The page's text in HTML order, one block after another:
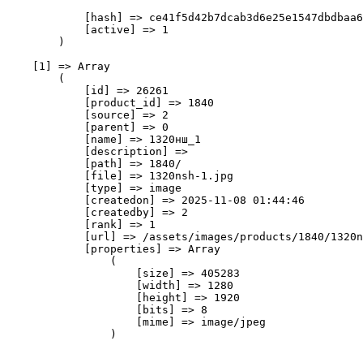
[hash] =>
            [active] => 1
        )
    [1] => Array
        (
            [id] => 26261
            [product_id] => 1840
            [source] => 2
            [parent] => 0
            [name] => 1320нш_1
            [description] =>
            [path] => 1840/
            [file] => 1320nsh-1.jpg
            [type] => image
            [createdon] => 2025-11-08 01:44:46
            [createdby] => 2
            [rank] => 1
[url] => /assets/images/products/1840/
            [properties] => Array
                (
                    [size] => 405283
                    [width] => 1280
                    [height] => 1920
                    [bits] => 8
                    [mime] => image/jpeg
                )